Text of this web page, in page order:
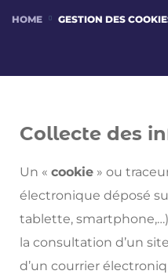
HOME GESTION DES
Collecte des
Un « cookie » ou
électronique déposé
tablette,
la consultation d’un
d’un courrier